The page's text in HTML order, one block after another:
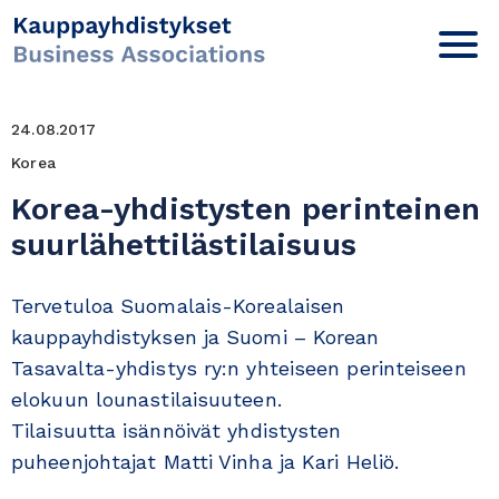
24.08.2017
Korea
Korea-yhdistysten perinteinen
suurlähettilästilaisuus
Tervetuloa Suomalais-Korealaisen
kauppayhdistyksen ja Suomi – Korean
Tasavalta-yhdistys ry:n yhteiseen perinteiseen
elokuun lounastilaisuuteen.
Tilaisuutta isännöivät yhdistysten
puheenjohtajat Matti Vinha ja Kari Heliö.